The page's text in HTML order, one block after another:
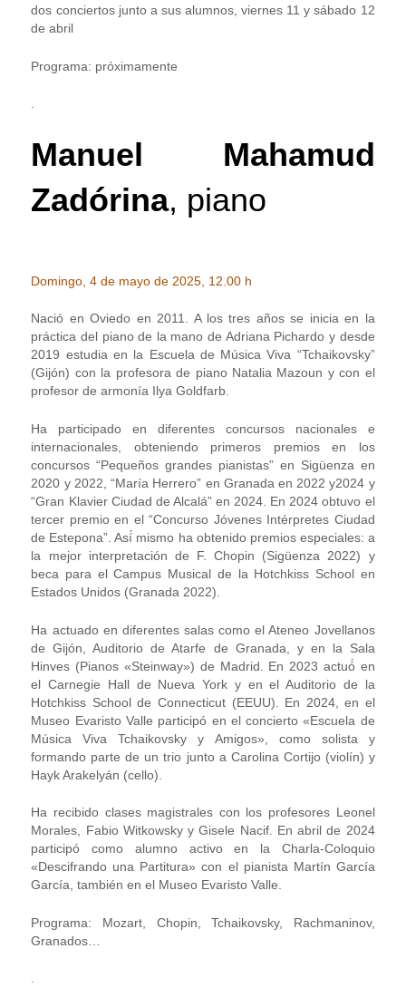
dos conciertos junto a sus alumnos, viernes 11 y sábado 12
de abril
Programa: próximamente
.
Manuel Mahamud
Zadórina, piano
Domingo, 4 de mayo de 2025, 12.00 h
Nació en Oviedo en 2011. A los tres años se inicia en la
práctica del piano de la mano de Adriana Pichardo y desde
2019 estudia en la Escuela de Música Viva “Tchaikovsky”
(Gijón) con la profesora de piano Natalia Mazoun y con el
profesor de armonía Ilya Goldfarb.
Ha participado en diferentes concursos nacionales e
internacionales, obteniendo primeros premios en los
concursos “Pequeños grandes pianistas” en Sigüenza en
2020 y 2022, “María Herrero” en Granada en 2022 y2024 y
“Gran Klavier Ciudad de Alcalá” en 2024. En 2024 obtuvo el
tercer premio en el “Concurso Jóvenes Intérpretes Ciudad
de Estepona”. Así́ mismo ha obtenido premios especiales: a
la mejor interpretación de F. Chopin (Sigüenza 2022) y
beca para el Campus Musical de la Hotchkiss School en
Estados Unidos (Granada 2022).
Ha actuado en diferentes salas como el Ateneo Jovellanos
de Gijón, Auditorio de Atarfe de Granada, y en la Sala
Hinves (Pianos «Steinway») de Madrid. En 2023 actuó́ en
el Carnegie Hall de Nueva York y en el Auditorio de la
Hotchkiss School de Connecticut (EEUU). En 2024, en el
Museo Evaristo Valle participó en el concierto «Escuela de
Música Viva Tchaikovsky y Amigos», como solista y
formando parte de un trio junto a Carolina Cortijo (violín) y
Hayk Arakelyán (cello).
Ha recibido clases magistrales con los profesores Leonel
Morales, Fabio Witkowsky y Gisele Nacif. En abril de 2024
participó como alumno activo en la Charla-Coloquio
«Descifrando una Partitura» con el pianista Martín García
García, también en el Museo Evaristo Valle.
Programa: Mozart, Chopin, Tchaikovsky, Rachmaninov,
Granados…
.